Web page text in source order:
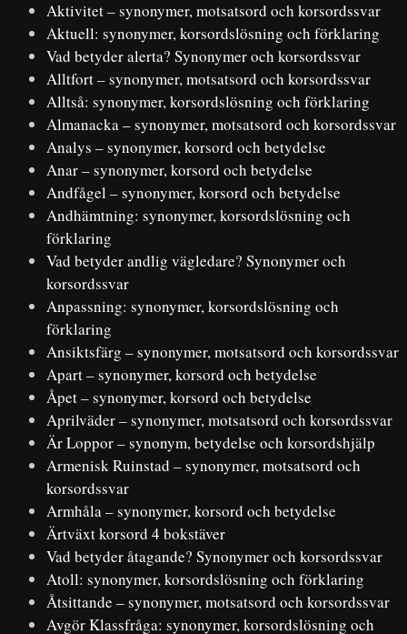
Aktivitet – synonymer, motsatsord och korsordssvar
Aktuell: synonymer, korsordslösning och förklaring
Vad betyder alerta? Synonymer och korsordssvar
Alltfort – synonymer, motsatsord och korsordssvar
Alltså: synonymer, korsordslösning och förklaring
Almanacka – synonymer, motsatsord och korsordssvar
Analys – synonymer, korsord och betydelse
Anar – synonymer, korsord och betydelse
Andfågel – synonymer, korsord och betydelse
Andhämtning: synonymer, korsordslösning och
förklaring
Vad betyder andlig vägledare? Synonymer och
korsordssvar
Anpassning: synonymer, korsordslösning och
förklaring
Ansiktsfärg – synonymer, motsatsord och korsordssvar
Apart – synonymer, korsord och betydelse
Åpet – synonymer, korsord och betydelse
Aprilväder – synonymer, motsatsord och korsordssvar
Är Loppor – synonym, betydelse och korsordshjälp
Armenisk Ruinstad – synonymer, motsatsord och
korsordssvar
Armhåla – synonymer, korsord och betydelse
Ärtväxt korsord 4 bokstäver
Vad betyder åtagande? Synonymer och korsordssvar
Atoll: synonymer, korsordslösning och förklaring
Åtsittande – synonymer, motsatsord och korsordssvar
Avgör Klassfråga: synonymer, korsordslösning och